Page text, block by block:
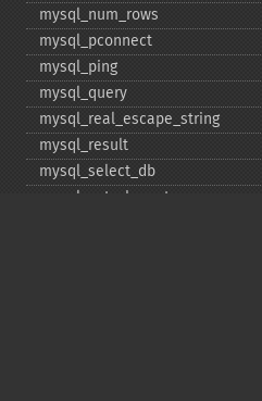
mysql_​num_​rows
mysql_​pconnect
mysql_​ping
mysql_​query
mysql_​real_​escape_​string
mysql_​result
mysql_​select_​db
mysql_​set_​charset